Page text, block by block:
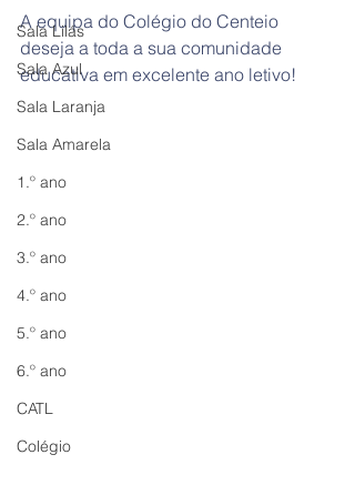
Sala Lilás
Sala Azul
Sala Laranja
Sala Amarela
1.º ano
2.º ano
3.º ano
4.º ano
5.º ano
6.º ano
CATL
Colégio
A equipa do Colégio do Centeio
deseja a toda a sua comunidade
educativa em excelente ano letivo!